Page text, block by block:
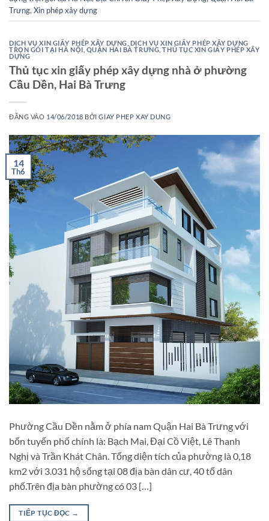
Trưng, Xin phép xây dựng
DỊCH VỤ XIN GIẤY PHÉP XÂY DỰNG DỊCH VỤ XIN GIẤY PHÉP XÂY DỰNG
TRỌN GÓI TẠI HÀ NỘI QUẬN HAI BÀ TRƯNG ,THỦ TỤC XIN GIẤY PHÉP XÂY
DỰNG
Thủ tục xin giấy phép xây dựng nhà ở phường
Cầu Dền, Hai Bà Trưng
ĐĂNG VÀO 14/06/2018 BỞIGIAY PHEP XAY DUNG
14
Th6
Phường Cầu Dền nằm ở phía nam Quận Hai Bà Trưng với
bốn tuyến phố chính là: Bạch Mai, Đại Cồ Việt, Lê Thanh
Nghị và Trần Khát Chân. Tổng diện tích của phường là 0,18
km2 với 3.031 hộ sống tại 08 địa bàn dân cư, 40 tổ dân
phố.Trên địa bàn phường có 03 […]
TIẾP TỤC ĐỌC →